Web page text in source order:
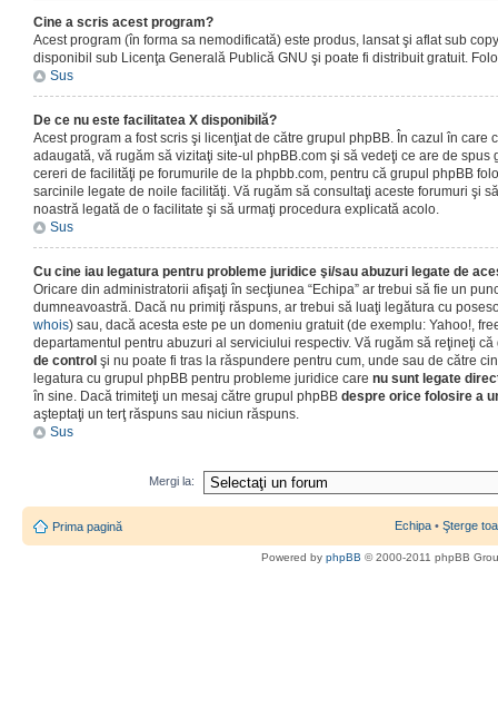
Cine a scris acest program?
Acest program (în forma sa nemodificată) este produs, lansat şi aflat sub
disponibil sub Licenţa Generală Publică GNU şi poate fi distribuit gratuit.
Sus
De ce nu este facilitatea X disponibilă?
Acest program a fost scris şi licenţiat de către grupul phpBB. În cazul în care
adaugată, vă rugăm să vizitaţi site-ul phpBB.com şi să vedeţi ce are de
cereri de facilităţi pe forumurile de la phpbb.com, pentru că grupul phpBB
sarcinile legate de noile facilităţi. Vă rugăm să consultaţi aceste forumuri şi
noastră legată de o facilitate şi să urmaţi procedura explicată acolo.
Sus
Cu cine iau legatura pentru probleme juridice şi/sau abuzuri legate de
Oricare din administratorii afişaţi în secţiunea “Echipa” ar trebui să fie un
dumneavoastră. Dacă nu primiţi răspuns, ar trebui să luaţi legătura cu
whois) sau, dacă acesta este pe un domeniu gratuit (de exemplu: Yahoo!,
departamentul pentru abuzuri al serviciului respectiv. Vă rugăm să reţineţi
de control şi nu poate fi tras la răspundere pentru cum, unde sau de către
legatura cu grupul phpBB pentru probleme juridice care nu sunt legate
în sine. Dacă trimiteţi un mesaj către grupul phpBB despre orice folosire a
aşteptaţi un terţ răspuns sau niciun răspuns.
Sus
Mergi la:
Prima pagină Echipa • Şterge
Powered by phpBB © 2000-2011 phpBB